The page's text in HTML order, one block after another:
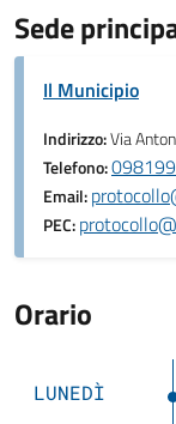
Sede
Il Municipio
Indirizzo:Via
Telefono:
Email:
PEC:
Orario
LUNEDÌ